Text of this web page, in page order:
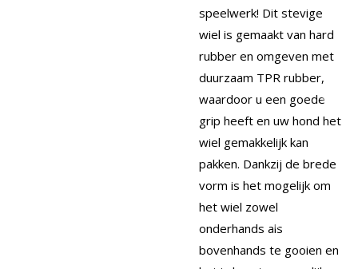
speelwerk! Dit stevige
wiel is gemaakt van hard
rubber en omgeven met
duurzaam TPR rubber,
waardoor u een goede
grip heeft en uw hond het
wiel gemakkelijk kan
pakken. Dankzij de brede
vorm is het mogelijk om
het wiel zowel
onderhands als
bovenhands te gooien en